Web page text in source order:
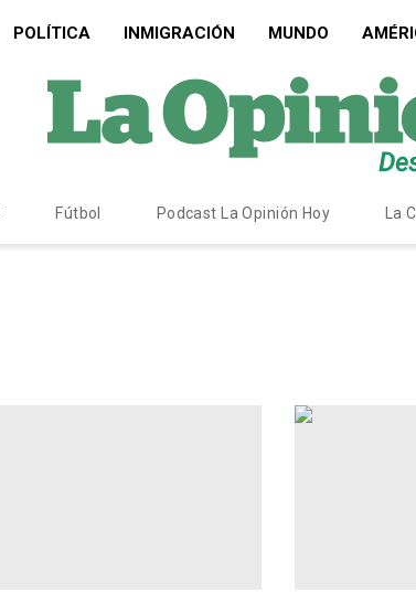
POLÍTICA INMIGRACIÓN MUNDO
Fútbol Podcast La Opinión Hoy La